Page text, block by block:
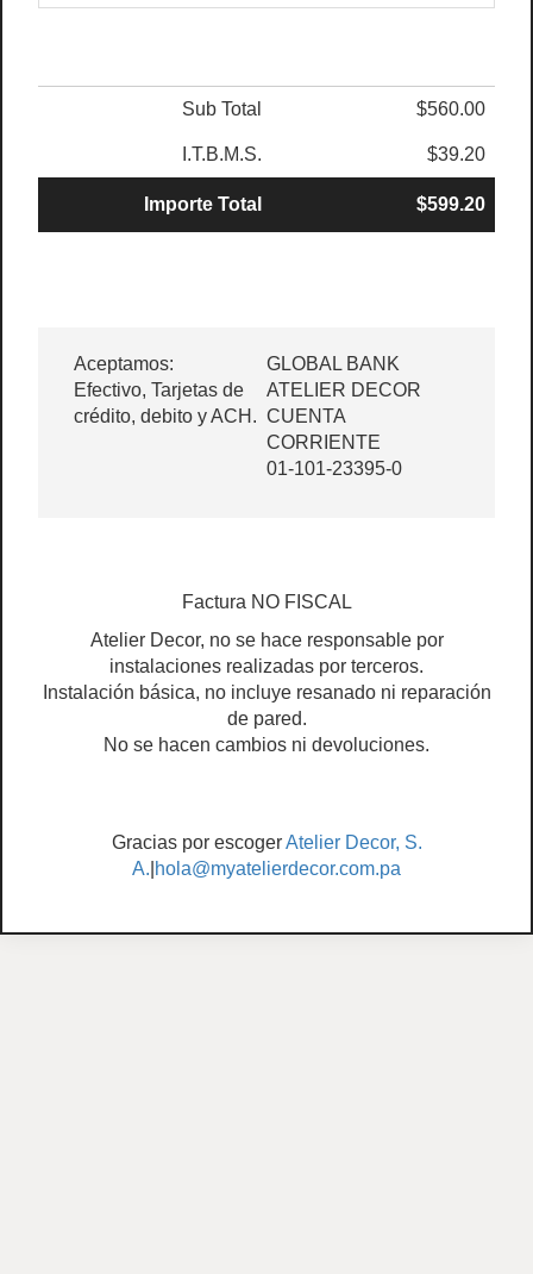
Sub Total $560.00
I.T.B.M.S. $39.20
Importe Total $599.20
Aceptamos:
Efectivo, Tarjetas de
crédito, debito y ACH.
GLOBAL BANK
ATELIER DECOR
CUENTA
CORRIENTE
01-101-23395-0
Factura NO FISCAL
Atelier Decor, no se hace responsable por
instalaciones realizadas por terceros.
Instalación básica, no incluye resanado ni reparación
de pared.
No se hacen cambios ni devoluciones.
Gracias por escogerAtelier Decor, S.
A. hola@myatelierdecor.com.pa